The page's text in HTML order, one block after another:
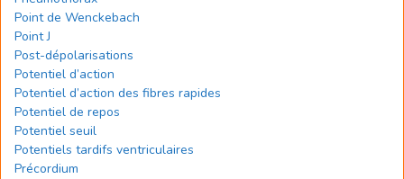
Point de Wenckebach
Point J
Post-dépolarisations
Potentiel d’action
Potentiel d’action des fibres rapides
Potentiel de repos
Potentiel seuil
Potentiels tardifs ventriculaires
Précordium